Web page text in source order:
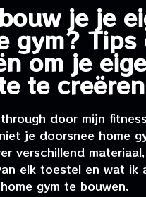
je je
gym? Tips
om je
te
door mijn
je doorsnee home
verschillend
elk toestel en wat ik
gym te bouwen.